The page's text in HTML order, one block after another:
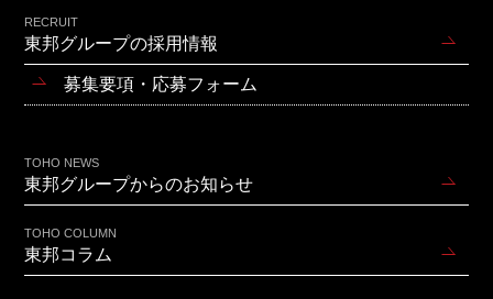
RECRUIT
東邦グループの採用情報
募集要項・応募フォーム
TOHO NEWS
東邦グループからのお知らせ
TOHO COLUMN
東邦コラム